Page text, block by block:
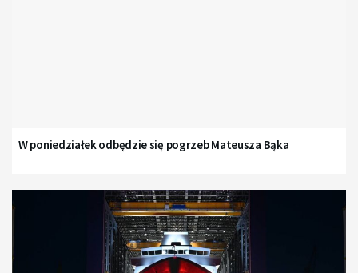
W poniedziałek odbędzie się pogrzeb Mateusza Bąka